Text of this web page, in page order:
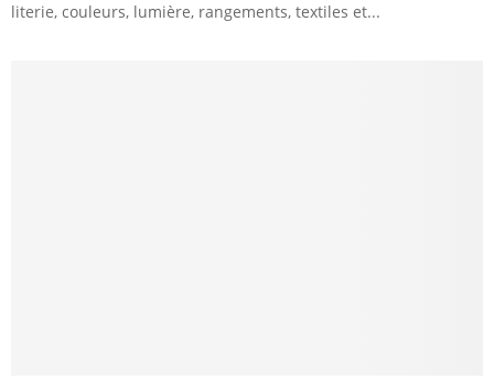
literie, couleurs, lumière, rangements, textiles et...